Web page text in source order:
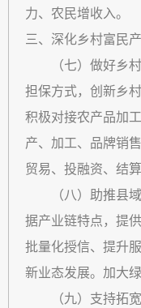
力、农民增收入。
三、深化乡村富民
（七）做好乡村“
担保方式，创新乡
积极对接农产品加
产、加工、品牌销
贸易、投融资、结
（八）助推县域
据产业链特点，提
批量化授信、提升
新业态发展。加大
（九）支持拓宽